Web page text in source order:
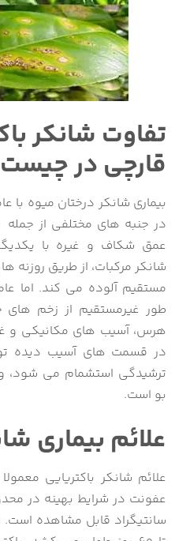
تفاوت شانکر
قارچی در
بیماری شانکر درختان میوه با
در جنبه های مختلفی از جمله
عمق شکاف و غیره با
شانکر مرکبات، از طریق روزنه
مستقیم آلوده می کند. اما
طور غیرمستقیم از زخم های
هرس، آسیب های مکانیکی و
در قسمت های آسیب دیده
ترشیدگی استشمام می شود،
بو است.
علائم بیماری
سانتیگراد قابل مشاهده